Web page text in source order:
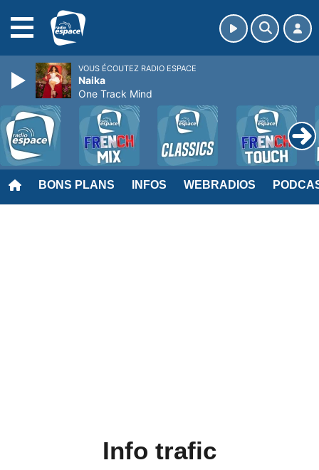
BONS PLANS INFOS WEBRADIOS
Info trafic
VOUS ÉCOUTEZ RADIO ESPACE
Naika
One Track Mind